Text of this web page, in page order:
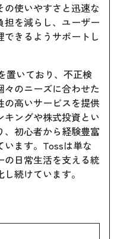
の使いやすさと迅速な
担を減らし、ユーザー
きるようサポートし
置いており、不正検
のニーズに合わせた
の高いサービスを提供
キングや株式投資とい
、初心者から経験豊富
ます。Tossは単な
の日常生活を支える統
続けています。